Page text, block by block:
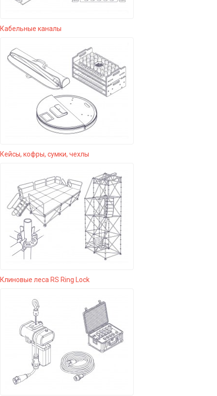
Кабельные каналы
Кейсы, кофры, сумки, чехлы
Клиновые леса RS Ring Lock